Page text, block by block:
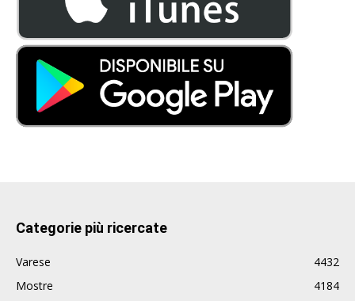
Categorie più ricercate
Varese
4432
Mostre
4184